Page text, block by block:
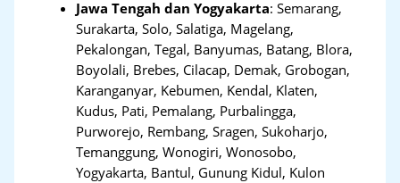
Jawa Tengah dan Yogyakarta:Semarang,
Surakarta, Solo, Salatiga, Magelang,
Pekalongan, Tegal, Banyumas, Batang, Blora,
Boyolali, Brebes, Cilacap, Demak, Grobogan,
Karanganyar, Kebumen, Kendal, Klaten,
Kudus, Pati, Pemalang, Purbalingga,
Purworejo, Rembang, Sragen, Sukoharjo,
Temanggung, Wonogiri, Wonosobo,
Yogyakarta, Bantul, Gunung Kidul, Kulon